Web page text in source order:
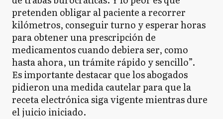
pretenden obligar al paciente a recorrer
kilómetros, conseguir turno y esperar horas
para obtener una prescripción de
medicamentos cuando debiera ser, como
hasta ahora, un trámite rápido y sencillo”.
Es importante destacar que los abogados
pidieron una medida cautelar para que la
receta electrónica siga vigente mientras dure
el juicio iniciado.